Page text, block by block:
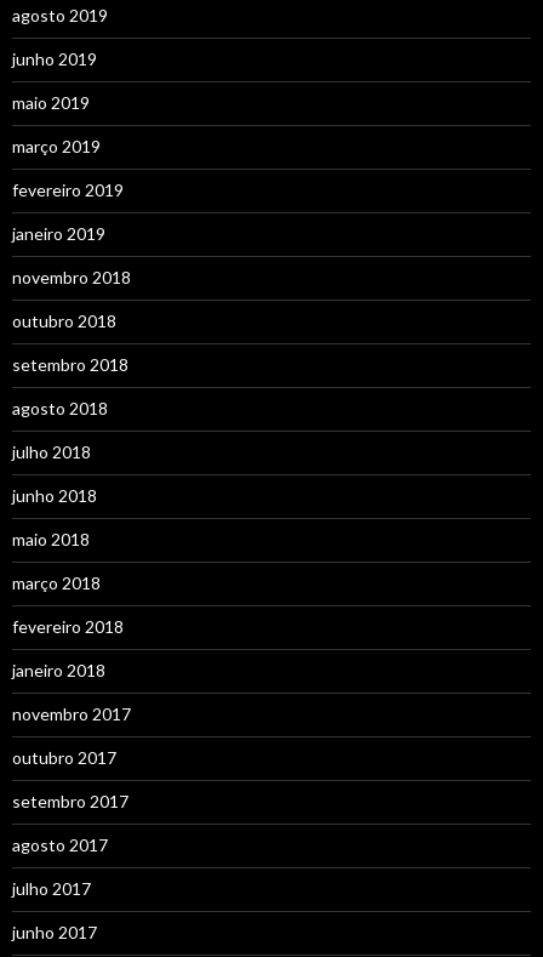
agosto 2019
junho 2019
maio 2019
março 2019
fevereiro 2019
janeiro 2019
novembro 2018
outubro 2018
setembro 2018
agosto 2018
julho 2018
junho 2018
maio 2018
março 2018
fevereiro 2018
janeiro 2018
novembro 2017
outubro 2017
setembro 2017
agosto 2017
julho 2017
junho 2017